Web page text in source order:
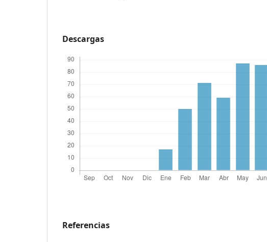
Descargas
Referencias